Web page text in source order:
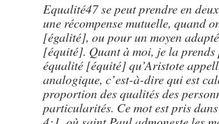
Equalité47 se peut prendre en
une récompense mutuelle, quand
[égalité], ou pour un moyen
[équité]. Quant à moi, je la prends
équalité [équité] qu’Aristote
analogique, c’est-à-dire qui est
proportion des qualités des
particularités. Ce mot est pris